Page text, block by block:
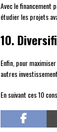
Avec le financement
étudier les projets
10.
Enfin, pour
autres
En suivant ces 10